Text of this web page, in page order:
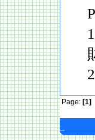
Page: [1]